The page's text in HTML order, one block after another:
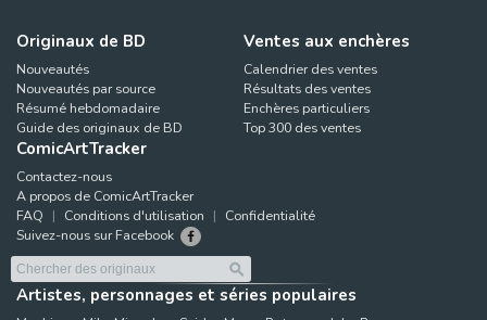
Originaux de BD
Nouveautés
Nouveautés par source
Résumé hebdomadaire
Guide des originaux de BD
Ventes aux enchères
Calendrier des ventes
Résultats des ventes
Enchères particuliers
Top 300 des ventes
ComicArtTracker
Contactez-nous
A propos de ComicArtTracker
FAQ
Conditions d'utilisation
Confidentialité
Suivez-nous sur Facebook
Artistes, personnages et séries populaires